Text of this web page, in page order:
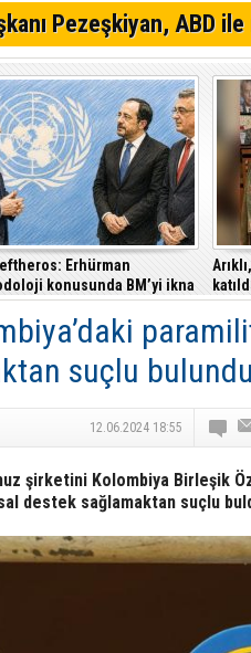
Eğlence mekanına
Trafik denetimlerinde
Pezeşkiyan, ABD
Erhürman
konusunda BM’yi ikna
suçlu bulundu
12.06.2024 18:55
şirketini Kolombiya Birleşik
destek sağlamaktan suçlu